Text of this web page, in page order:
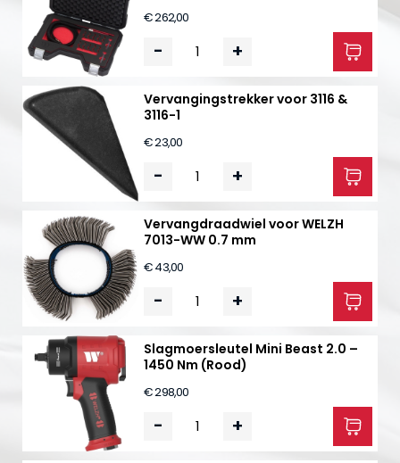
€ 262,00
- +
Vervangingstrekker voor 3116 &
3116-1
€ 23,00
- +
Vervangdraadwiel voor WELZH
7013-WW 0.7 mm
€ 43,00
- +
Slagmoersleutel Mini Beast 2.0 –
1450 Nm (Rood)
€ 298,00
- +